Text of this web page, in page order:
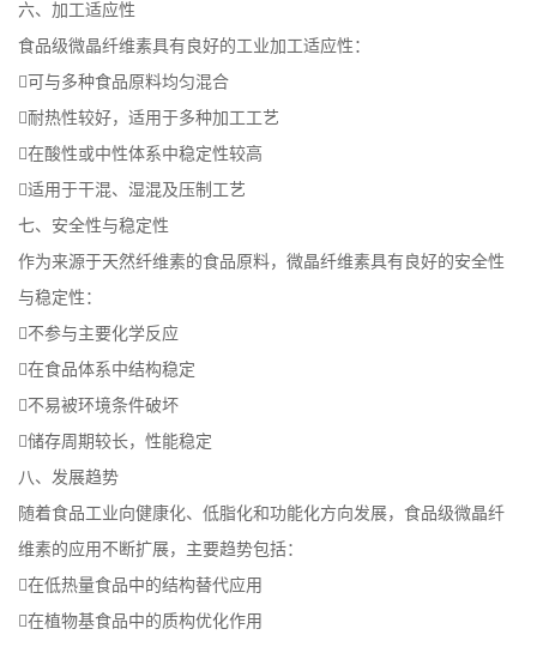
六、加工适应性
食品级微晶纤维素具有良好的工业加工适应性：
可与多种食品原料均匀混合
耐热性较好，适用于多种加工工艺
在酸性或中性体系中稳定性较高
适用于干混、湿混及压制工艺
七、安全性与稳定性
作为来源于天然纤维素的食品原料，微晶纤维素具有良好的安全性
与稳定性：
不参与主要化学反应
在食品体系中结构稳定
不易被环境条件破坏
储存周期较长，性能稳定
八、发展趋势
随着食品工业向健康化、低脂化和功能化方向发展，食品级微晶纤
维素的应用不断扩展，主要趋势包括：
在低热量食品中的结构替代应用
在植物基食品中的质构优化作用